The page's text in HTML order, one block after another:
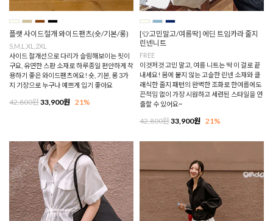
플랫 사이드절개 와이드팬츠(숏/기본/롱)
S,M,L,XL,2XL
사이드 절개선으로 다리가 슬림해보이는 핏이
구요, 유연한 스판 소재로 하루종일 편안하게 착
용하기 좋은 와이드팬츠에요! 숏, 기본, 롱 3가
지 기장으로 누구나 예쁘게 입기 좋아요
42,800원33,900원 21%
[👕고민말고/여름딱] 에딘 트임카라 줄지
린넨니트
FREE
이것저것 고민 말고, 여름 니트는 딱 이 걸로 끝
내세요! 몸에 붙지 않는 고슬한 린넨 소재와 클
래식한 줄지 패턴의 완벽한 조화로 한여름에도
끈적임 없이 가장 시원하고 세련된 스타일을 연
출할 수 있어요~
42,800원33,900원 21%